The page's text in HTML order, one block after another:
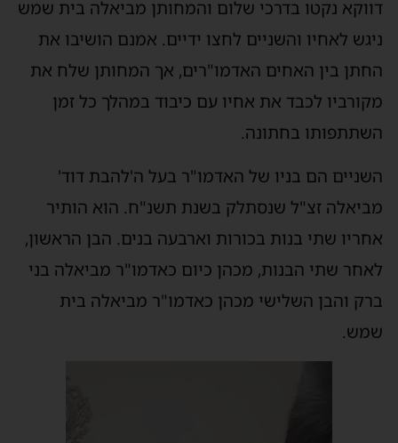
דווקא נקטו בדרכי שלום והמחותן מביאלה בית שמש
ניגש לאחיו והשניים לחצו ידיים. אמנם הושיבו את
החתן בין האחים האדמו"רים, אך המחותן שלח את
מקורביו לכבד את אחיו עם כיבוד במהלך כל זמן
השתתפותו בחתונה.
השניים הם בניו של האדמו"ר בעל ה'להבת דוד'
מביאלה זצ"ל שנסתלק בשנת תשנ"ח. הוא הותיר
אחריו שתי בנות בכורות וארבעה בנים. הבן הראשון,
לאחר שתי הבנות, מכהן כיום כאדמו"ר מביאלה בני
ברק והבן השלישי מכהן כאדמו"ר מביאלה בית
שמש.